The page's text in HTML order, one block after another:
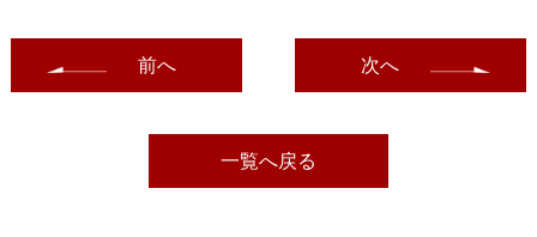
前へ
一覧へ戻る
次へ